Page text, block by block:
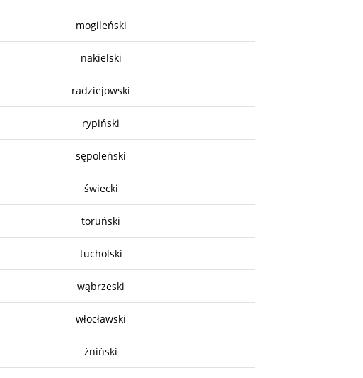
mogileński
nakielski
radziejowski
rypiński
sępoleński
świecki
toruński
tucholski
wąbrzeski
włocławski
żniński